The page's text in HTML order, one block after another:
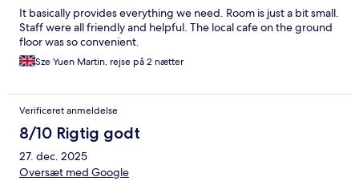
It basically provides everything we need. Room is just a bit small.
Staff were all friendly and helpful. The local cafe on the ground
floor was so convenient.
Sze Yuen Martin, rejse på 2 nætter
Verificeret anmeldelse
8/10 Rigtig godt
27. dec. 2025
Oversæt med Google